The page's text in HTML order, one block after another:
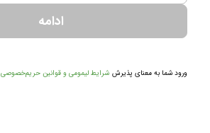
ادامه
ورود شما به معنای پذیرش شرایط لیمومی و قوانین حریم‌خصوصی